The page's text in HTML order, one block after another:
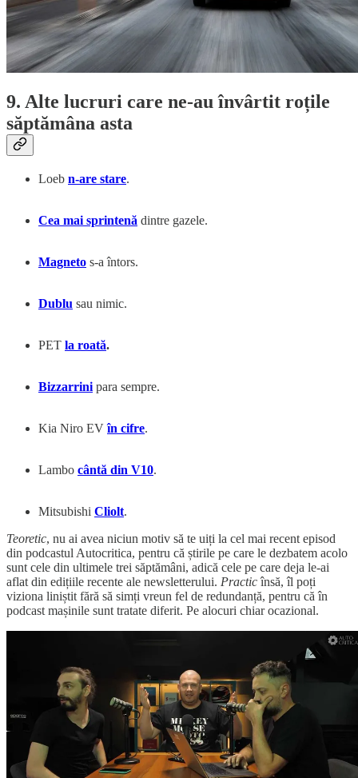
9. Alte lucruri care ne-au învârtit roțile
săptămâna asta
Loeb n-are stare.
Cea mai sprintenă dintre gazele.
Magneto s-a întors.
Dublu sau nimic.
PET la roată.
Bizzarrini para sempre.
Kia Niro EVîn cifre.
Lambo cântă din V10.
Mitsubishi Cliolt.
Teoretic, nu ai avea niciun motiv să te uiți la cel mai recent episod
din podcastul Autocritica, pentru că știrile pe care le dezbatem acolo
sunt cele din ultimele trei săptămâni, adică cele pe care deja le-ai
aflat din edițiile recente ale newsletterului. Practicînsă, îl poți
viziona liniștit fără să simți vreun fel de redundanță, pentru că în
podcast mașinile sunt tratate diferit. Pe alocuri chiar ocazional.